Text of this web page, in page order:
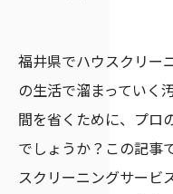
福井県でハウスクリー
の生活で溜まっていく
間を省くために、プロ
でしょうか？この記事
スクリーニングサービ